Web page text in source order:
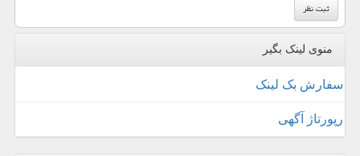
منوی لینک بگیر
سفارش بک لینک
رپورتاژ آگهی